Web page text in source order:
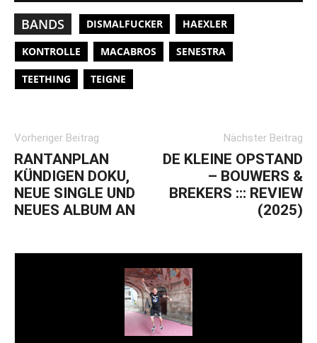
BANDS DISMALFUCKER HAEXLER
KONTROLLE MACABROS SENESTRA
TEETHING TEIGNE
Vorheriger Beitrag
RANTANPLAN
KÜNDIGEN DOKU,
NEUE SINGLE UND
NEUES ALBUM AN
Nächster Beitrag
DE KLEINE OPSTAND
– BOUWERS &
BREKERS ::: REVIEW
(2025)